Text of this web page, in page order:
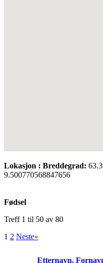
Lokasjon : Breddegrad:
9.500770568847656
Fødsel
Treff 1 til 50 av 80
1 2 Neste»
Etternavn,